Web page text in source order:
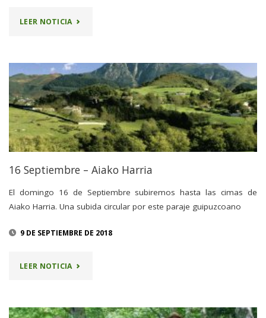
LEER NOTICIA"SALIDA
AIAKO
HARRIA"
16 Septiembre – Aiako Harria
El domingo 16 de Septiembre subiremos hasta las cimas de
Aiako Harria. Una subida circular por este paraje guipuzcoano
9 DE SEPTIEMBRE DE 2018
LEER NOTICIA"16
–